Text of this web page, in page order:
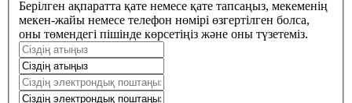
Берілген ақпаратта қате немесе қате тапсаңыз, мекеменің
мекен-жайы немесе телефон нөмірі өзгертілген болса,
оны төмендегі пішінде көрсетіңіз және оны түзетеміз.